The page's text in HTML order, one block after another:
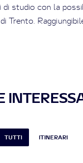
studio con la
Trento.
TUTTI ITINERARI